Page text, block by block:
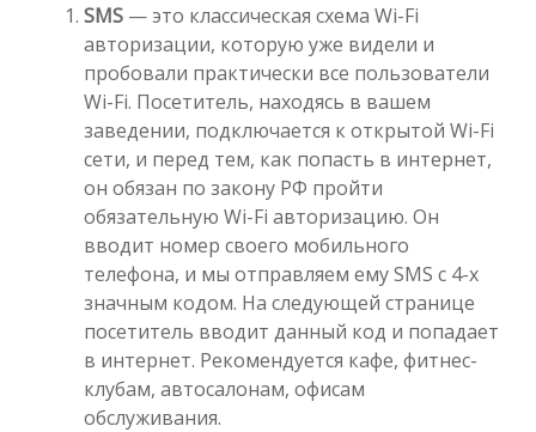
SMS — это классическая схема Wi-Fi
авторизации, которую уже видели и
пробовали практически все пользователи
Wi-Fi. Посетитель, находясь в вашем
заведении, подключается к открытой Wi-Fi
сети, и перед тем, как попасть в интернет,
он обязан по закону РФ пройти
обязательную Wi-Fi авторизацию. Он
вводит номер своего мобильного
телефона, и мы отправляем ему SMS с 4-х
значным кодом. На следующей странице
посетитель вводит данный код и попадает
в интернет. Рекомендуется кафе, фитнес-
клубам, автосалонам, офисам
обслуживания.